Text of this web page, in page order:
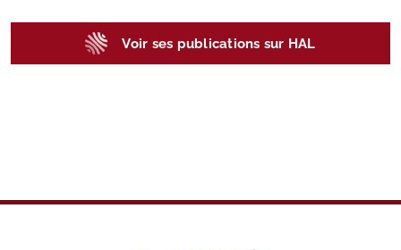
Voir ses publications sur HAL